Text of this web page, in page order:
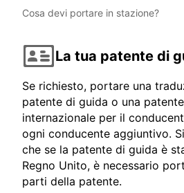
Cosa devi portare in stazione?
La tua patente di
Se richiesto, portare una
patente di guida o una
internazionale per il
ogni conducente aggiuntivo.
che se la patente di guida è
Regno Unito, è necessario
parti della patente.